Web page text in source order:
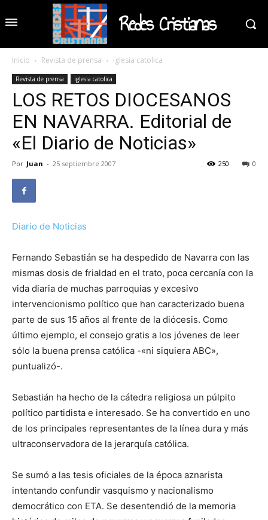
Redes Cristianas
Inicio Revista de prensa iglesia catolica
Revista de prensa iglesia catolica
LOS RETOS DIOCESANOS
EN NAVARRA. Editorial de
«El Diario de Noticias»
Por Juan - 25 septiembre 2007 0
250
Diario de Noticias
Fernando Sebastián se ha despedido de Navarra con las
mismas dosis de frialdad en el trato, poca cercanía con la
vida diaria de muchas parroquias y excesivo
intervencionismo político que han caracterizado buena
parte de sus 15 años al frente de la diócesis. Como
último ejemplo, el consejo gratis a los jóvenes de leer
sólo la buena prensa católica -«ni siquiera ABC»,
puntualizó-.
Sebastián ha hecho de la cátedra religiosa un púlpito
político partidista e interesado. Se ha convertido en uno
de los principales representantes de la línea dura y más
ultraconservadora de la jerarquía católica.
Se sumó a las tesis oficiales de la época aznarista
intentando confundir vasquismo y nacionalismo
democrático con ETA. Se desentendió de la memoria